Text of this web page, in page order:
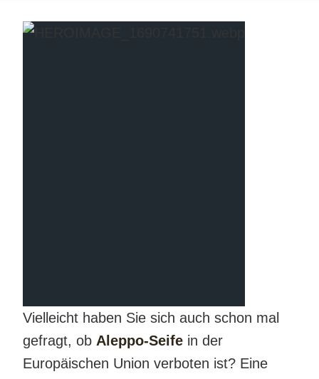
Vielleicht haben Sie sich auch schon mal
gefragt, ob Aleppo-Seife in der
Europäischen Union verboten ist? Eine